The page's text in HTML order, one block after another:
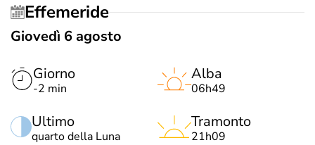
Effemeride
Giovedì 6 agosto
Giorno
-2 min
Ultimo
quarto della Luna
Alba
06h49
Tramonto
21h09